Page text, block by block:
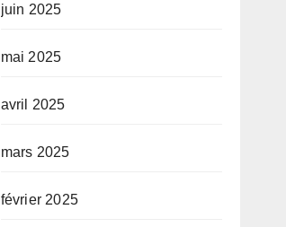
juin 2025
mai 2025
avril 2025
mars 2025
février 2025